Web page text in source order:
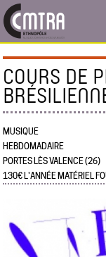
COURS DE
MUSIQUE
HEBDOMADAIRE
PORTES LÈS VALENCE (26)
130€ L'ANNÉE MATÉRIEL